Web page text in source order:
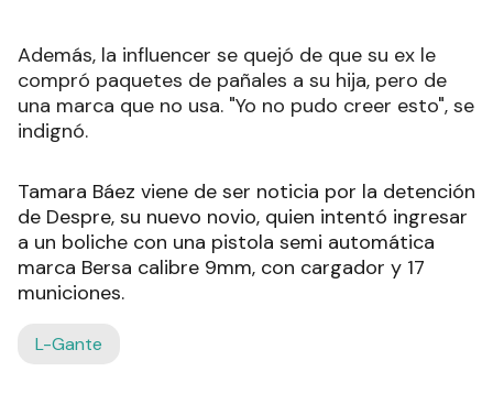
Además, la influencer se quejó de que su ex le
compró paquetes de pañales a su hija, pero de
una marca que no usa. "Yo no pudo creer esto", se
indignó.
Tamara Báez viene de ser noticia por la detención
de Despre, su nuevo novio, quien intentó ingresar
a un boliche con una pistola semi automática
marca Bersa calibre 9mm, con cargador y 17
municiones.
L-Gante